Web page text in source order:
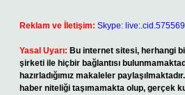
Reklam ve İletişim: Skype:
Yasal Uyarı: Bu internet sitesi, herhangi
şirketi ile hiçbir bağlantısı
hazırladığımız makaleler
haber niteliği taşımamakta olup, gerçek